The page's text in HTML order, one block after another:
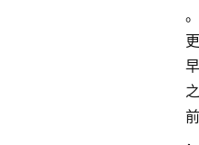
。
更
早
之
前
，